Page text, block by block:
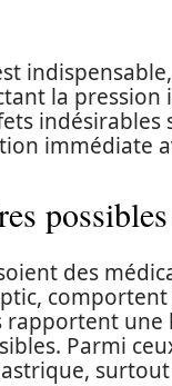
la
immédiate
des
comportent
rapportent
Parmi